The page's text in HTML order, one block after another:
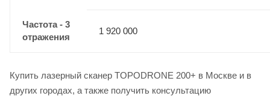
Частота - 3
отражения
1 920 000
Купить лазерный сканер TOPODRONE 200+ в Москве и в
других городах, а также получить консультацию